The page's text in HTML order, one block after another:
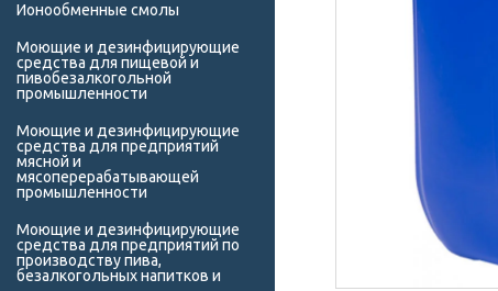
Ионообменные смолы
Моющие и дезинфицирующие
средства для пищевой и
пивобезалкогольной
промышленности
Моющие и дезинфицирующие
средства для предприятий
мясной и
мясоперерабатывающей
промышленности
Моющие и дезинфицирующие
средства для предприятий по
производству пива,
безалкогольных напитков и